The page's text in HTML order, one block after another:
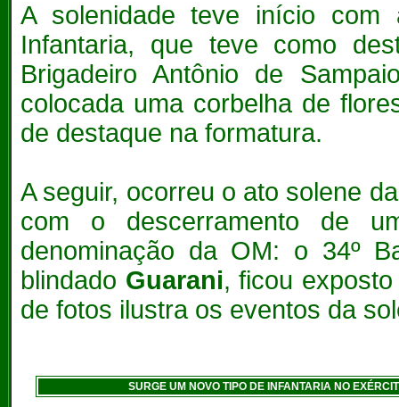
A solenidade teve início
Infantaria, que teve como
Brigadeiro Antônio de
colocada uma corbelha de
de destaque na formatura.
A seguir, ocorreu o ato solene
com o descerramento de
denominação da OM: o 34º
blindado Guarani, ficou
de fotos ilustra os eventos da
SURGE UM NOVO TIPO DE INFANTARIA NO